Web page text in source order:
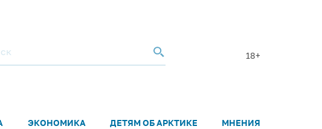
18+
ЭКОНОМИКА ДЕТЯМ ОБ АРКТИКЕ МНЕНИЯ